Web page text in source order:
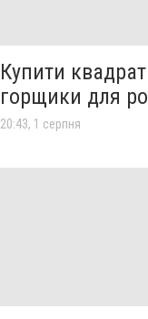
Купити
горщики для
20:43, 1 серпня